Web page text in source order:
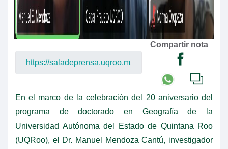
Compartir nota
En el marco de la celebración del 20 aniversario del
programa de doctorado en Geografía de la
Universidad Autónoma del Estado de Quintana Roo
(UQRoo), el Dr. Manuel Mendoza Cantú, investigador